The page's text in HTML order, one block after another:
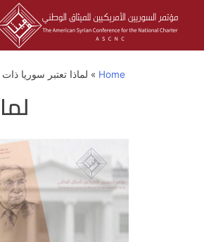
Home
» لماذا تعتبر سوريا